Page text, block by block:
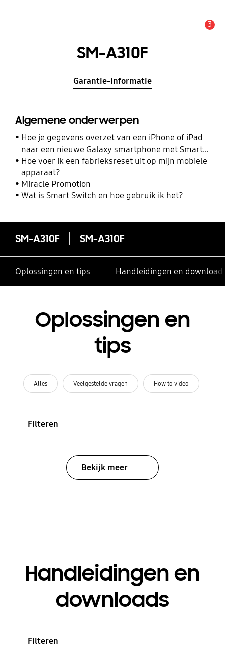
3
SM-A310F
Garantie-informatie
Algemene onderwerpen
Hoe je gegevens overzet van een iPhone of iPad
naar een nieuwe Galaxy smartphone met Smart
Switch
Hoe voer ik een fabrieksreset uit op mijn mobiele
apparaat?
Miracle Promotion
Wat is Smart Switch en hoe gebruik ik het?
SM-A310F SM-A310F
Oplossingen en tips Handleidingen en
Oplossingen en
tips
Alles Veelgestelde vragen How to video
Filteren
Bekijk meer
Handleidingen en
downloads
Filteren